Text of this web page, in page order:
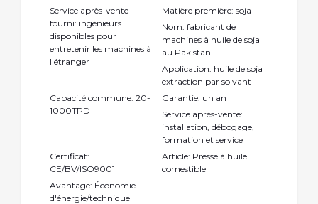
Service après-vente
fourni: ingénieurs
disponibles pour
entretenir les machines à
l'étranger
Matière première: soja
Nom: fabricant de
machines à huile de soja
au Pakistan
Application: huile de soja
extraction par solvant
Capacité commune: 20-
1000TPD
Garantie: un an
Service après-vente:
installation, débogage,
formation et service
Certificat:
CE/BV/ISO9001
Article: Presse à huile
comestible
Avantage: Économie
d'énergie/technique